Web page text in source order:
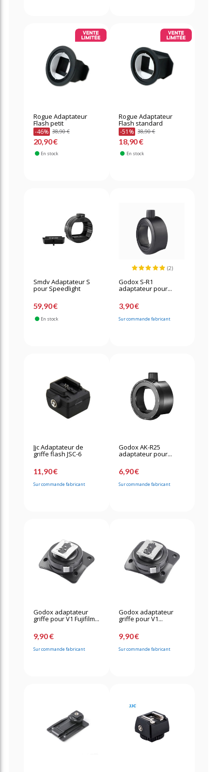
Rogue Adaptateur
Flash petit
-46% 38,90 €
20,90 €
En stock
Rogue Adaptateur
Flash standard
-51% 38,90 €
18,90 €
En stock
Smdv Adaptateur S
pour Speedlight
59,90 €
En stock
(2)
Godox S-R1
adaptateur pour...
3,90 €
Sur commande fabricant
Jjc Adaptateur de
griffe flash JSC-6
11,90 €
Sur commande fabricant
Godox AK-R25
adaptateur pour...
6,90 €
Sur commande fabricant
Godox adaptateur
griffe pour V1 Fujifilm...
9,90 €
Sur commande fabricant
Godox adaptateur
griffe pour V1...
9,90 €
Sur commande fabricant